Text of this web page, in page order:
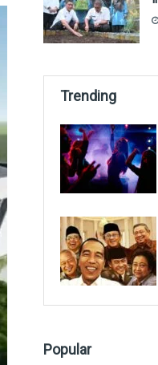
Trending
Popular